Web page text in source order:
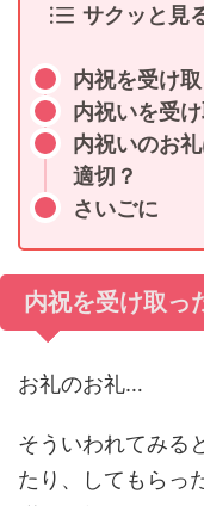
サクッと見
内祝を受け
内祝いを受
内祝いのお
適切？
さいごに
内祝を受け取っ
お礼のお礼…
そういわれてみる
たり、してもらっ